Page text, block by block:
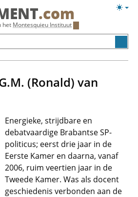
.com
het Montesquieu Instituut
(Ronald) van
Energieke, strijdbare en
debatvaardige Brabantse SP-
politicus; eerst drie jaar in de
Eerste Kamer en daarna, vanaf
2006, ruim veertien jaar in de
Tweede Kamer. Was als docent
geschiedenis verbonden aan de